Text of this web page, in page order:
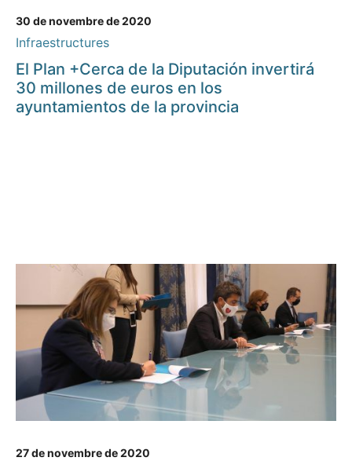
30 de novembre de 2020
Infraestructures
El Plan +Cerca de la Diputación invertirá
30 millones de euros en los
ayuntamientos de la provincia
27 de novembre de 2020